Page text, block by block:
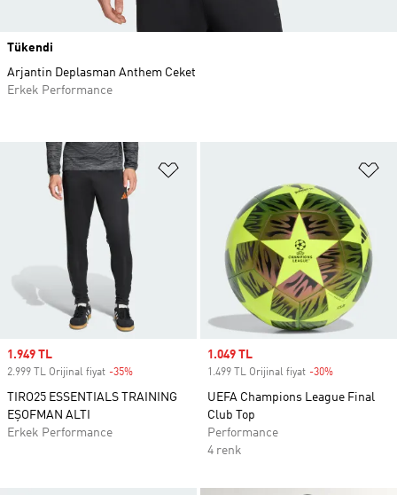
Sale price
1.949 TL
2.999 TL Orijinal fiyat -35%
TIRO25 ESSENTIALS TRAINING
EŞOFMAN ALTI
Erkek Performance
Sale price
1.049 TL
1.499 TL Orijinal fiyat -30%
UEFA Champions League Final
Club Top
Performance
4 renk
Tükendi
Arjantin Deplasman Anthem Ceket
Erkek Performance